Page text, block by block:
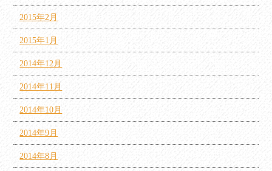
2015年2月
2015年1月
2014年12月
2014年11月
2014年10月
2014年9月
2014年8月